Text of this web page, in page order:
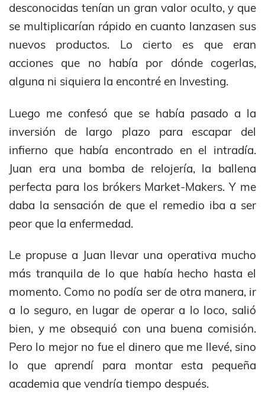
desconocidas tenían un gran valor oculto, y que
se multiplicarían rápido en cuanto lanzasen sus
nuevos productos. Lo cierto es que eran
acciones que no había por dónde cogerlas,
alguna ni siquiera la encontré en Investing.
Luego me confesó que se había pasado a la
inversión de largo plazo para escapar del
infierno que había encontrado en el intradía.
Juan era una bomba de relojería, la ballena
perfecta para los brókers Market-Makers. Y me
daba la sensación de que el remedio iba a ser
peor que la enfermedad.
Le propuse a Juan llevar una operativa mucho
más tranquila de lo que había hecho hasta el
momento. Como no podía ser de otra manera, ir
a lo seguro, en lugar de operar a lo loco, salió
bien, y me obsequió con una buena comisión.
Pero lo mejor no fue el dinero que me llevé, sino
lo que aprendí para montar esta pequeña
academia que vendría tiempo después.